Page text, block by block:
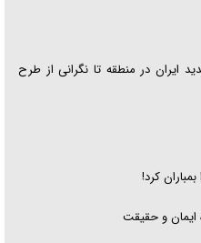
ایران در منطقه تا نگرانی از طرح
کرد!
ایمان و حقیقت